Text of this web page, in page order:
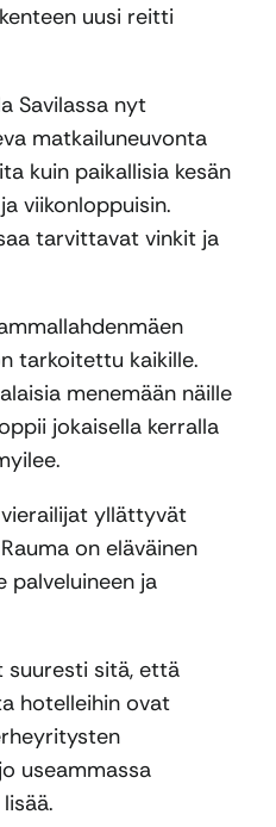
uusi reitti
Savilassa nyt
matkailuneuvonta
kuin paikallisia kesän
viikonloppuisin.
tarvittavat vinkit ja
tarkoitettu kaikille.
menemään näille
jokaisella kerralla
yllättyvät
on eläväinen
palveluineen ja
suuresti sitä, että
hotelleihin ovat
useammassa